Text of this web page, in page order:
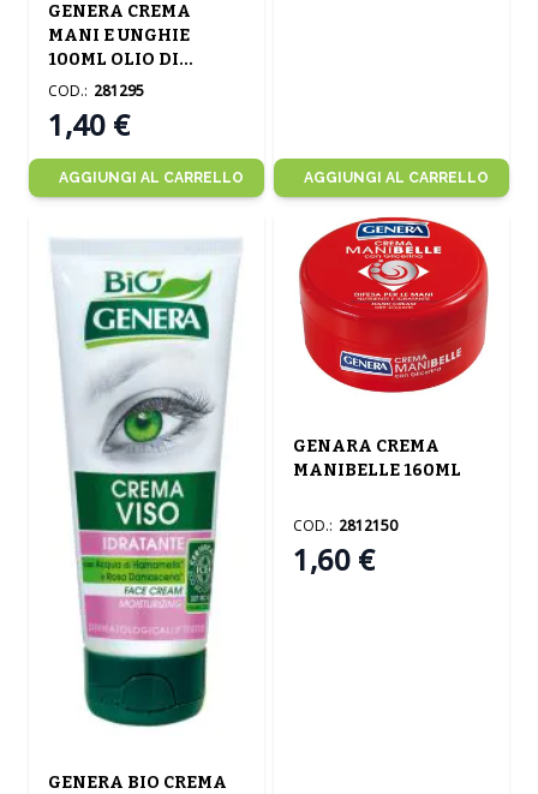
GENERA CREMA
MANI E UNGHIE
100ML OLIO DI
MANDORLE
1,40 €
COD.: 281295
AGGIUNGI AL CARRELLO AGGIUNGI AL CARRELLO
GENERA BIO CREMA
GENARA CREMA
MANIBELLE 160ML
1,60 €
COD.: 2812150